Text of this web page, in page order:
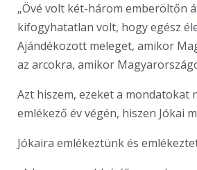
„Övé volt két-három emberöltőn
kifogyhatatlan volt, hogy egész
Ajándékozott meleget, amikor
az arcokra, amikor
Azt hiszem, ezeket a mondatokat
emlékező év végén, hiszen Jókai
Jókaira emlékeztünk és